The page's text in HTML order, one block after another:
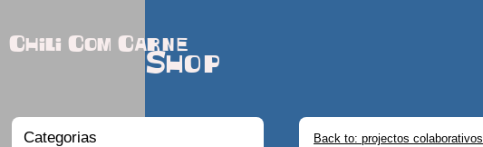
Chili Com Carne
Shop
Categorias Back to: projectos colaborativos